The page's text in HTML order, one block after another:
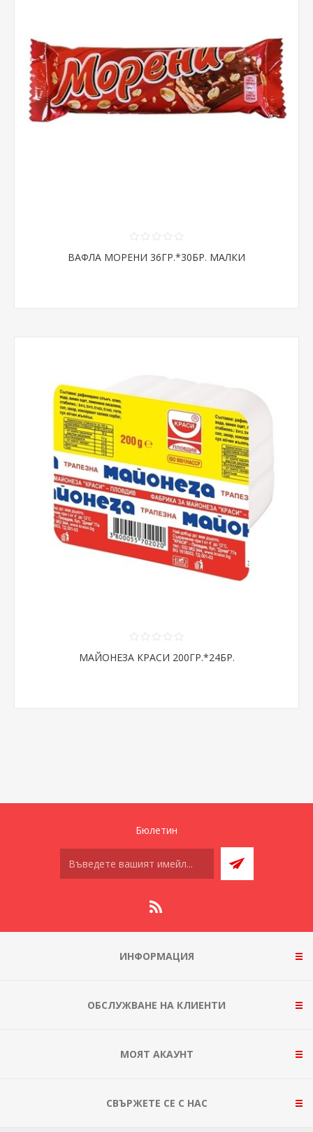
ВАФЛА МОРЕНИ 36ГР.*30БР. МАЛКИ
МАЙОНЕЗА КРАСИ 200ГР.*24БР.
Бюлетин
ИНФОРМАЦИЯ
ОБСЛУЖВАНЕ НА КЛИЕНТИ
МОЯТ АКАУНТ
СВЪРЖЕТЕ СЕ С НАС